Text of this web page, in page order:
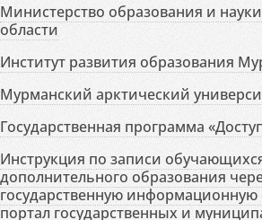
Министерство образования и
области
Институт развития образования
Мурманский арктический
Государственная программа
Инструкция по записи
дополнительного образования
государственную
портал государственных и